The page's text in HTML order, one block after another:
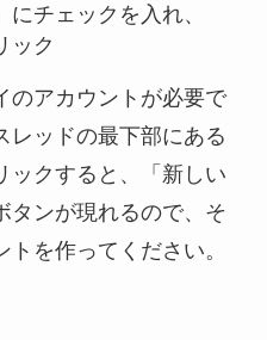
にチェックを入れ、
ック
のアカウントが必要で
レッドの最下部にある
ックすると、「新しい
タンが現れるので、そ
を作ってください。